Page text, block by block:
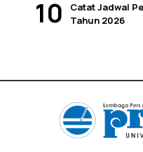
Catat Jadwal
Tahun 2026